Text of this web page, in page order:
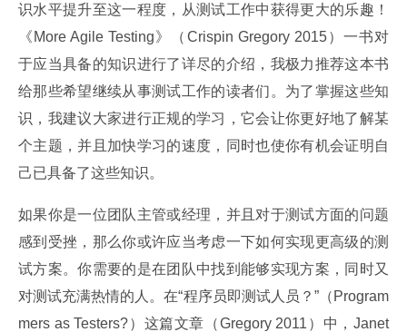
识水平提升至这一程度，从测试工作中获得更大的乐趣！
《More Agile Testing》（Crispin Gregory 2015）一书对
于应当具备的知识进行了详尽的介绍，我极力推荐这本书
给那些希望继续从事测试工作的读者们。为了掌握这些知
识，我建议大家进行正规的学习，它会让你更好地了解某
个主题，并且加快学习的速度，同时也使你有机会证明自
己已具备了这些知识。
如果你是一位团队主管或经理，并且对于测试方面的问题
感到受挫，那么你或许应当考虑一下如何实现更高级的测
试方案。你需要的是在团队中找到能够实现方案，同时又
对测试充满热情的人。在“程序员即测试人员？”（Program
mers as Testers?）这篇文章（Gregory 2011）中，Janet